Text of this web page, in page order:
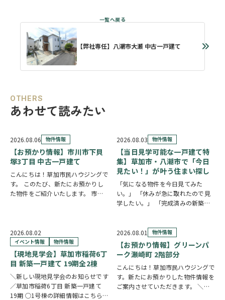
【弊社専任】八潮市大瀬 中古一戸建て
OTHERS
あわせて読みたい
2026.08.06 物件情報
【お預かり情報】市川市下貝
塚3丁目 中古一戸建て
こんにちは！草加市民ハウジングで
す。 このたび、新たにお預かりし
た物件をご紹介いたします。 市川
https://www.century21soka.com/st/s…
2026.08.03 物件情報
【当日見学可能な一戸建て特
集】草加市・八潮市で「今日
見たい！」が叶う住まい探し
「気になる物件を今日見てみた
い。」 「休みが急に取れたので見
学したい。」 「完成済みの新築を
一戸建て】です。 草加市民ハウジ
ングでは、草加市・八潮市を中心
に、当日ご案内可能な完…
2026.08.02
イベント情報 物件情報
【現地見学会】草加市稲荷6丁
目 新築一戸建て 19期全2棟
＼新しい現地見学会のお知らせです
／草加市稲荷6丁目 新築一戸建て
19期 ○1号棟の詳細情報はこちら
2026.08.01 物件情報
【お預かり情報】グリーンパ
ーク瀬崎町 2階部分
こんにちは！草加市民ハウジングで
す。新たにお預かりした物件情報を
ご案内させていただきます。 ＼弊